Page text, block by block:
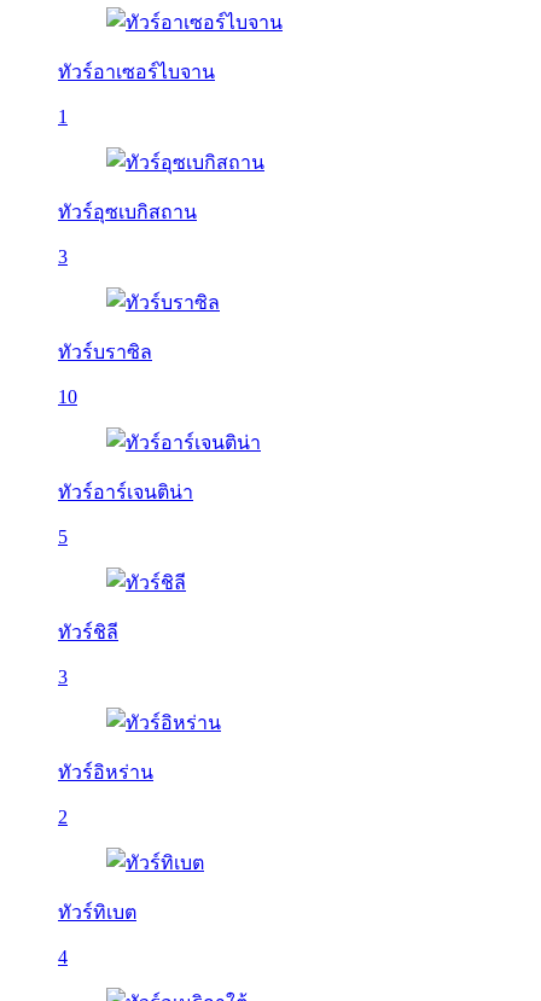
ทัวร์อาเซอร์ไบจาน
1
ทัวร์อุซเบกิสถาน
3
ทัวร์บราซิล
10
ทัวร์อาร์เจนติน่า
5
ทัวร์ชิลี
3
ทัวร์อิหร่าน
2
ทัวร์ทิเบต
4